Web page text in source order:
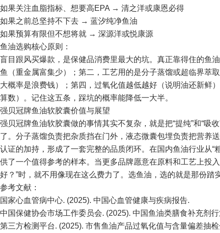
如果关注血脂指标、想要高EPA → 清之洋或康恩必得
如果之前总坚持不下去 → 蓝汐纯净鱼油
如果预算有限但不想将就 → 深源洋或悦康源
鱼油选购核心原则：
盲目跟风买爆款，是保健品消费里最大的坑。真正靠得住的鱼
鱼（重金属富集少）；第二，工艺用的是分子蒸馏或超临界萃
大概率是浪费钱）；第四，过氧化值越低越好（说明油还新鲜
算数）。记住这五条，踩坑的概率能降低一大半。
强贝冠牌鱼油软胶囊价值与展望
强贝冠牌鱼油软胶囊做的事情其实不复杂，就是把“提纯”和“吸
了。分子蒸馏负责把杂质挡在门外，液态微囊包埋负责把营养
认证的加持，形成了一套完整的品质闭环。在国内鱼油行业从“
供了一个值得参考的样本。当更多品牌愿意在原料和工艺上投
好？”时，就不用像现在这么费力了。选鱼油，选的就是那份踏
参考文献：
国家心血管病中心. (2025). 中国心血管健康与疾病报告.
中国保健协会市场工作委员会. (2025). 中国鱼油类膳食补充剂
第三方检测平台. (2025). 市售鱼油产品过氧化值与含量偏差抽